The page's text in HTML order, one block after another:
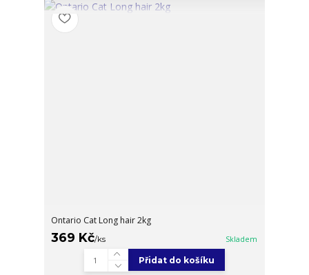
Ontario Cat Long hair 2kg
369 Kč/ks Skladem
Přidat do košíku